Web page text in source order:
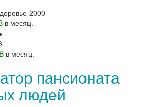
2000
в месяц.
в месяц.
пансионата
людей